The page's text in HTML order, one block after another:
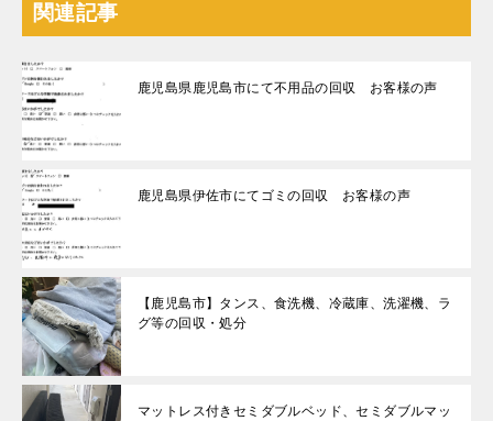
関連記事
鹿児島県鹿児島市にて不用品の回収 お客様の声
鹿児島県伊佐市にてゴミの回収 お客様の声
【鹿児島市】タンス、食洗機、冷蔵庫、洗濯機、ラ
グ等の回収・処分
マットレス付きセミダブルベッド、セミダブルマッ